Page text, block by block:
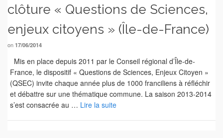
clôture « Questions de Sciences,
enjeux citoyens » (Île-de-France)
on 17/06/2014
Mis en place depuis 2011 par le Conseil régional d’Île-de-
France, le dispositif « Questions de Sciences, Enjeux Citoyen »
(QSEC) invite chaque année plus de 1000 franciliens à réfléchir
et débattre sur une thématique commune. La saison 2013-2014
s’est consacrée au … Lire la suite